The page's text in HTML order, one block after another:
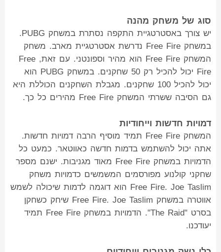
סוג של משחק מהנה
יש צורך באסטרטגיית התקפה נסתרת במשחק PUBG.
במשחק Free Fire נדרשת אסטרטגיית מארב. משחק
המשחק Free Fire הוא מהיר וספונטני. עם זאת, Free
Fire יכול להכיל רק 50 שחקנים. במשחק PUBG הוא
יכול להכיל 100 שחקנים. מגבלת השחקנים הכוללת היא
גם הסיבה ששרתי המשחק Free Fire מהירים כל כך.
דמויות חדשות וייחודיות
המשחק Free Fire תמיד מוסיף הרבה דמויות חדשות.
אתה יכול להשתמש בדמות חדשה כאווטאר. כמעט כל
הדמויות במשחק Free Fire מאוד מגניבות. ישנם מספר
שחקני קולנוע מפורסמים המשמשים כדמויות משחק
Free Fire. Joe Taslim הוא דוגמה לדמות שיכולה לשמש
אווטרה במשחק Free Fire. Joe Taslim שיחק כשחקן
בסרט "The Raid". הדמויות במשחק Free Fire תמיד
יעודכנו.